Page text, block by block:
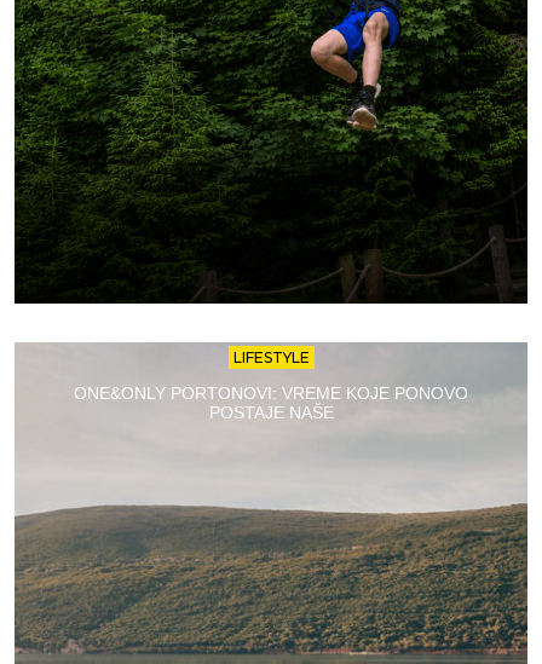
LIFESTYLE
ONE&ONLY PORTONOVI: VREME KOJE PONOVO
POSTAJE NAŠE